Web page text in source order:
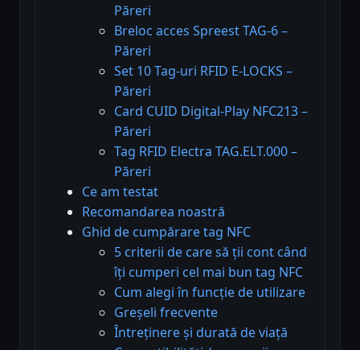
Păreri
Breloc acces Spreest TAG-6 –
Păreri
Set 10 Tag-uri RFID E-LOCKS –
Păreri
Card CUID Digital-Play NFC213 –
Păreri
Tag RFID Electra TAG.ELT.000 –
Păreri
Ce am testat
Recomandarea noastră
Ghid de cumpărare tag NFC
5 criterii de care să ții cont când
îți cumperi cel mai bun tag NFC
Cum alegi în funcție de utilizare
Greșeli frecvente
Întreținere și durată de viață